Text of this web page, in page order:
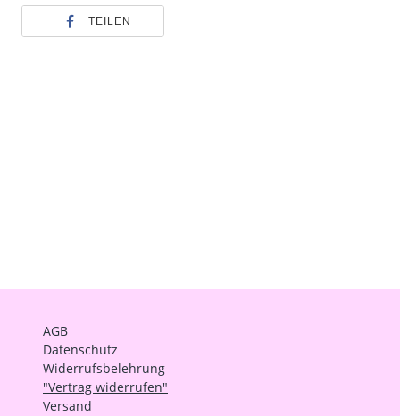
TEILEN
AGB
Datenschutz
Widerrufsbelehrung
"Vertrag widerrufen"
Versand